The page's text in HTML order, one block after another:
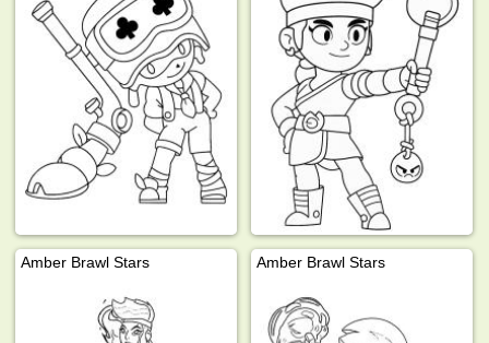
Amber Brawl Stars Amber Brawl Stars